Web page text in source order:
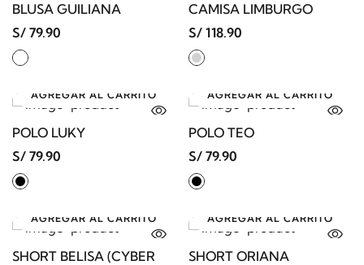
BLUSA GUILIANA
S/ 79.90
CAMISA LIMBURGO
S/ 118.90
AGREGAR AL CARRITO
POLO LUKY
S/ 79.90
AGREGAR AL CARRITO
POLO TEO
S/ 79.90
AGREGAR AL CARRITO
SHORT BELISA (CYBER
AGREGAR AL CARRITO
SHORT ORIANA